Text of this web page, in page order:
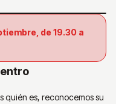
de 19.30 a
quién es, reconocemos su